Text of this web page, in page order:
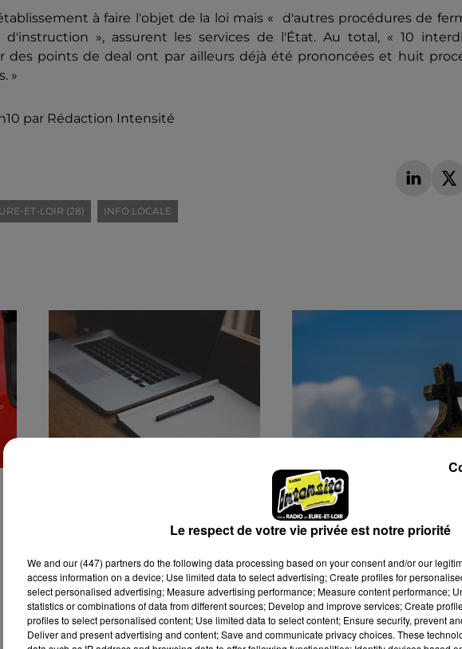
à faire l'objet de la loi mais « d'autres procédures de
», assurent les services de l'État. Au total, « 10
des points de deal ont par ailleurs déjà été prononcées et huit
»
par Rédaction Intensité
ET-LOIR (28) INFO LOCALE
DES VOLS À
DANS LE CIMETIÈRE
THIRON-GARDAIS
Le respect de votre vie privée est notre priorité
We and our (447) partnersdo the following data processing based on your consent and/or our
access information on a device; Use limited data to select advertising; Create profiles for
select personalised advertising; Measure advertising performance; Measure content performance;
statistics or combinations of data from different sources; Develop and improve services; Create
profiles to select personalised content; Use limited data to select content; Ensure security, prevent
Deliver and present advertising and content; Save and communicate privacy choices. These